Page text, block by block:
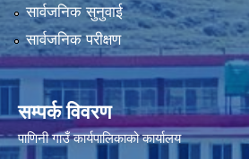
सार्वजनिक सुनुवाई
सार्वजनिक परीक्षण
सम्पर्क विवरण
पाणिनी गाउँ कार्यपालिकाको कार्यालय